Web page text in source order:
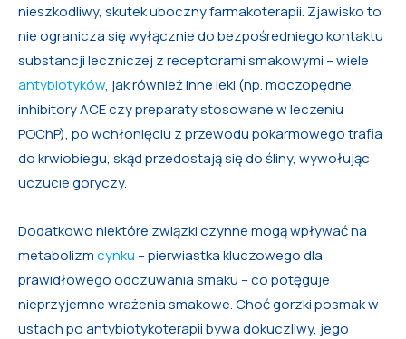
nieszkodliwy, skutek uboczny farmakoterapii. Zjawisko to
nie ogranicza się wyłącznie do bezpośredniego kontaktu
substancji leczniczej z receptorami smakowymi – wiele
antybiotyków, jak również inne leki (np. moczopędne,
inhibitory ACE czy preparaty stosowane w leczeniu
POChP), po wchłonięciu z przewodu pokarmowego trafia
do krwiobiegu, skąd przedostają się do śliny, wywołując
uczucie goryczy.
Dodatkowo niektóre związki czynne mogą wpływać na
metabolizmcynku – pierwiastka kluczowego dla
prawidłowego odczuwania smaku – co potęguje
nieprzyjemne wrażenia smakowe. Choć gorzki posmak w
ustach po antybiotykoterapii bywa dokuczliwy, jego